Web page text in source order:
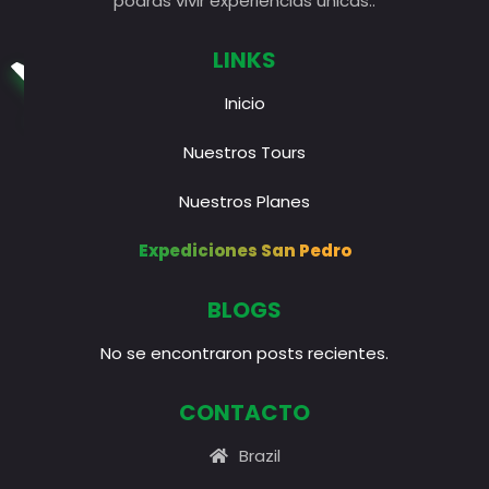
LINKS
Inicio
Nuestros Tours
Nuestros Planes
Expediciones San Pedro
BLOGS
No se encontraron posts recientes.
CONTACTO
Brazil